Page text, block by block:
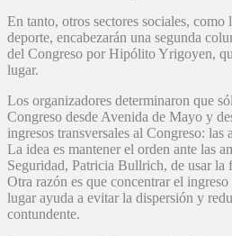
En tanto, otros sectores sociales, como
deporte, encabezarán una segunda
del Congreso por Hipólito Yrigoyen,
lugar.
Los organizadores determinaron que
Congreso desde Avenida de Mayo y
ingresos transversales al Congreso:
La idea es mantener el orden ante las
Seguridad, Patricia Bullrich, de usar la
Otra razón es que concentrar el
lugar ayuda a evitar la dispersión y
contundente.